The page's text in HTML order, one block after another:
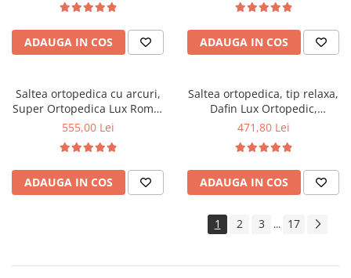
fata vara-iarna, sistem
aerisire cu butoni, Saltex
ADAUGA IN COS
vara-iarna, sistem aerisire
perimetral, Saltex
ADAUGA IN COS
Saltea ortopedica cu arcuri,
Super Ortopedica Lux Roma,
90x200x23cm, fermitate tare,
vara-iarna, sistem aerisire
perimetral, Saltex
555,00 Lei
ADAUGA IN COS
Saltea ortopedica, tip relaxa,
Dafin Lux Ortopedic,
120x200x21cm, fermitate
Bonell, fata vara-iarna, sistem
de aerisire cu butoni, Salt
Confort
471,80 Lei
ADAUGA IN COS
1 2 3 ... 17